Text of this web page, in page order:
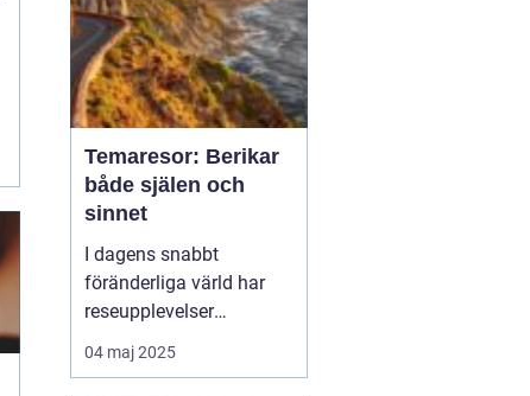
Temaresor: Berikar
både själen och
sinnet
I dagens snabbt
föränderliga värld har
reseupplevelser
utvecklats långt bortom
traditionella sightseeing-
04 maj 2025